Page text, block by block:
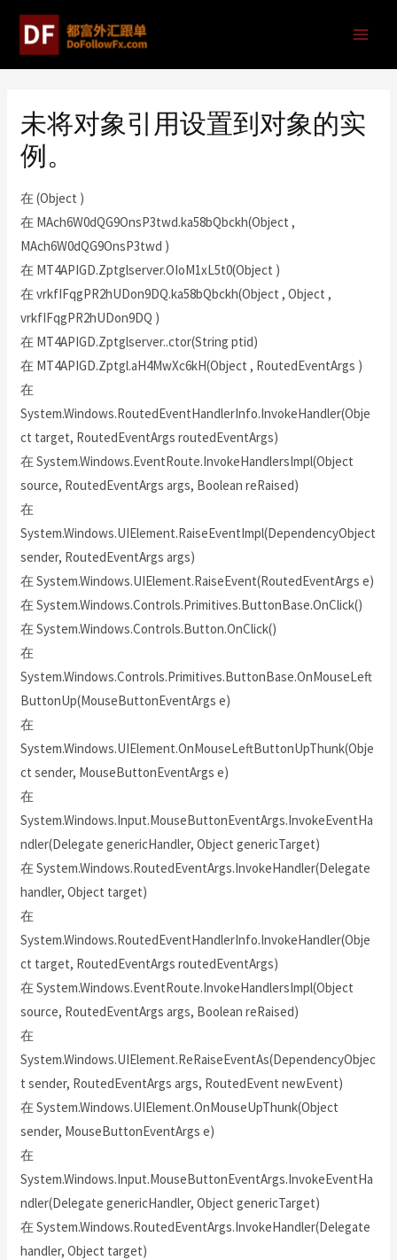
未将对象引用设置到对象的实
例。
在 (Object )
在 MAch6W0dQG9OnsP3twd.ka58bQbckh(Object ,
MAch6W0dQG9OnsP3twd )
在 MT4APIGD.Zptglserver.OIoM1xL5t0(Object )
在 vrkfIFqgPR2hUDon9DQ.ka58bQbckh(Object , Object ,
vrkfIFqgPR2hUDon9DQ )
在 MT4APIGD.Zptglserver..ctor(String ptid)
在 MT4APIGD.Zptgl.aH4MwXc6kH(Object , RoutedEventArgs )
在
System.Windows.RoutedEventHandlerInfo.InvokeHandler(Obje
ct target, RoutedEventArgs routedEventArgs)
在 System.Windows.EventRoute.InvokeHandlersImpl(Object
source, RoutedEventArgs args, Boolean reRaised)
在
System.Windows.UIElement.RaiseEventImpl(DependencyObject
sender, RoutedEventArgs args)
在 System.Windows.UIElement.RaiseEvent(RoutedEventArgs e)
在 System.Windows.Controls.Primitives.ButtonBase.OnClick()
在 System.Windows.Controls.Button.OnClick()
在
System.Windows.Controls.Primitives.ButtonBase.OnMouseLeft
ButtonUp(MouseButtonEventArgs e)
在
System.Windows.UIElement.OnMouseLeftButtonUpThunk(Obje
ct sender, MouseButtonEventArgs e)
在
System.Windows.Input.MouseButtonEventArgs.InvokeEventHa
ndler(Delegate genericHandler, Object genericTarget)
在 System.Windows.RoutedEventArgs.InvokeHandler(Delegate
handler, Object target)
在
System.Windows.RoutedEventHandlerInfo.InvokeHandler(Obje
ct target, RoutedEventArgs routedEventArgs)
在 System.Windows.EventRoute.InvokeHandlersImpl(Object
source, RoutedEventArgs args, Boolean reRaised)
在
System.Windows.UIElement.ReRaiseEventAs(DependencyObjec
t sender, RoutedEventArgs args, RoutedEvent newEvent)
在 System.Windows.UIElement.OnMouseUpThunk(Object
sender, MouseButtonEventArgs e)
在
System.Windows.Input.MouseButtonEventArgs.InvokeEventHa
ndler(Delegate genericHandler, Object genericTarget)
在 System.Windows.RoutedEventArgs.InvokeHandler(Delegate
handler, Object target)